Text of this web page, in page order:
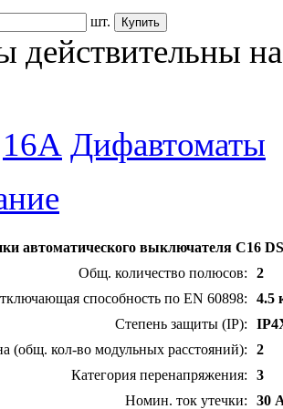
шт.
действительны
16А Дифавтоматы
автоматического выключателя C16
Общ. количество полюсов:
2
способность по EN 60898:
4.5
Степень защиты (IP):
(общ. кол-во модульных расстояний):
2
Категория перенапряжения:
3
Номин. ток утечки:
30